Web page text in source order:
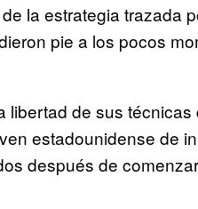
la estrategia trazada
pie a los pocos
libertad de sus
estadounidense de
después de